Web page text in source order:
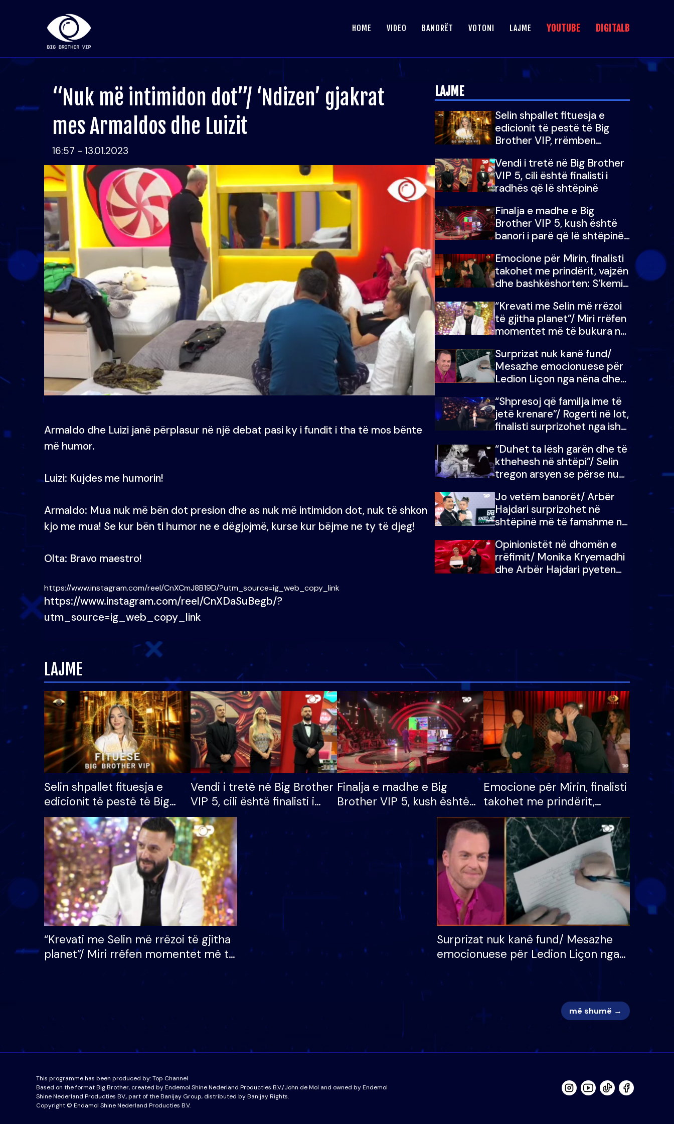
HOME VIDEO BANORËT VOTONI LAJME YOUTUBE DIGITALB
“Nuk më intimidon dot”/ ‘Ndizen’ gjakrat
mes Armaldos dhe Luizit
16:57 - 13.01.2023
Armaldo dhe Luizi janë përplasur në një debat pasi ky i fundit i tha të mos bënte
më humor.
Luizi: Kujdes me humorin!
Armaldo: Mua nuk më bën dot presion dhe as nuk më intimidon dot, nuk të shkon
kjo me mua! Se kur bën ti humor ne e dëgjojmë, kurse kur bëjme ne ty të djeg!
Olta: Bravo maestro!
https://www.instagram.com/reel/CnXCmJ8B19D/?utm_source=ig_web_copy_link
https://www.instagram.com/reel/CnXDaSuBegb/?
utm_source=ig_web_copy_link
LAJME
Selin shpallet fituesja e
edicionit të pestë të Big
Brother VIP, rrëmben
mijë eurosh
Vendi i tretë në Big Brother
VIP 5, cili është finalisti i
radhës që lë shtëpinë
Finalja e madhe e Big
Brother VIP 5, kush është
banori i parë që lë shtëpinë
fituar çmimin e madh
Emocione për Mirin, finalisti
takohet me prindërit, vajzën
dhe bashkëshorten: S’kemi
“Krevati me Selin më rrëzoi
të gjitha planet”/ Miri rrëfen
momentet më të bukura në
mungojë zilja e mëngjesit
kur…
Surprizat nuk kanë fund/
Mesazhe emocionuese për
Ledion Liçon nga nëna dhe
i mban dot lotët: Nuk
meritoj…
“Shpresoj që familja ime të
jetë krenare”/ Rogerti në lot,
finalisti surprizohet nga ish-
“Duhet ta lësh garën dhe të
kthehesh në shtëpi”/ Selin
tregon arsyen se përse nuk
Doja ta çoja luftën time deri
në fund
Jo vetëm banorët/ Arbër
Hajdari surprizohet në
shtëpinë më të famshme në
me vajzën e tij
Opinionistët në dhomën e
rrëfimit/ Monika Kryemadhi
dhe Arbër Hajdari pyeten
LAJME
Selin shpallet fituesja e
edicionit të pestë të Big
Brother VIP, rrëmben
çmimin e madh prej 100
mijë eurosh
Vendi i tretë në Big Brother
VIP 5, cili është finalisti i
radhës që lë shtëpinë
Finalja e madhe e Big
Brother VIP 5, kush është
banori i parë që lë shtëpinë
dhe humb mundësinë për
të fituar çmimin e madh
Emocione për Mirin, finalisti
takohet me prindërit,
vajzën dhe bashkëshorten:
S’kemi ndonjë letër divorci
apo jo?
“Krevati me Selin më rrëzoi të gjitha
planet”/ Miri rrëfen momentet më të
mungojë zilja e mëngjesit kur…
Surprizat nuk kanë fund/ Mesazhe
emocionuese për Ledion Liçon nga
nuk i mban dot lotët: Nuk meritoj…
më shumë →
This programme has been produced by:Top Channel
Based on the format Big Brother, created by Endemol Shine Nederland Producties B.V./John de Mol and owned by Endemol
Shine Nederland Producties BV., part of the Banijay Group, distributed by Banijay Rights.
Copyright © Endamol Shine Nederland Producties B.V.